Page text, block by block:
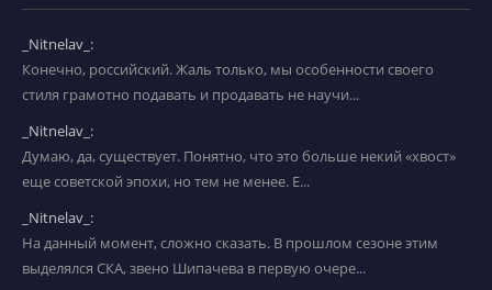
_Nitnelav_:
Конечно, российский. Жаль только, мы особенности своего
стиля грамотно подавать и продавать не научи...
_Nitnelav_:
Думаю, да, существует. Понятно, что это больше некий «хвост»
еще советской эпохи, но тем не менее. Е...
_Nitnelav_:
На данный момент, сложно сказать. В прошлом сезоне этим
выделялся СКА, звено Шипачева в первую очере...